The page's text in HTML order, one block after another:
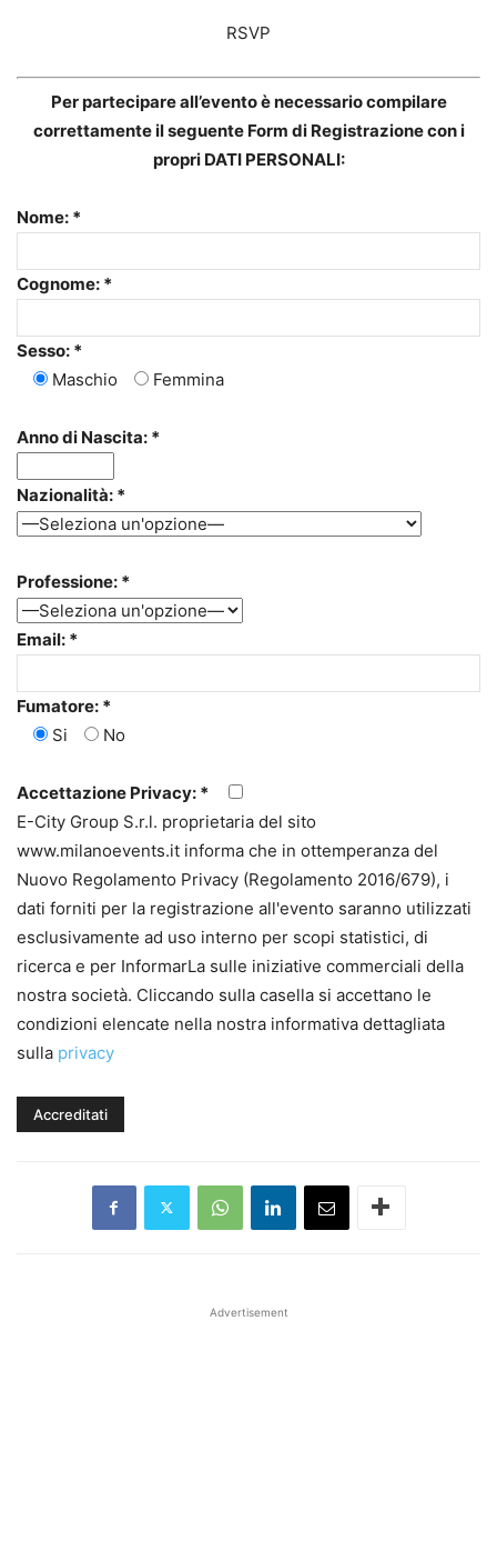
RSVP
Per partecipare all’evento è necessario compilare
correttamente il seguente Form di Registrazione con i
propri DATI PERSONALI:
Nome: *
Cognome: *
Sesso: *
Maschio
Femmina
Anno di Nascita: *
Nazionalità: *
Professione: *
Email: *
Fumatore: *
Si
No
Accettazione Privacy: *
E-City Group S.r.l. proprietaria del sito
www.milanoevents.it informa che in ottemperanza del
Nuovo Regolamento Privacy (Regolamento 2016/679), i
dati forniti per la registrazione all'evento saranno utilizzati
esclusivamente ad uso interno per scopi statistici, di
ricerca e per InformarLa sulle iniziative commerciali della
nostra società. Cliccando sulla casella si accettano le
condizioni elencate nella nostra informativa dettagliata
sulla privacy
Advertisement